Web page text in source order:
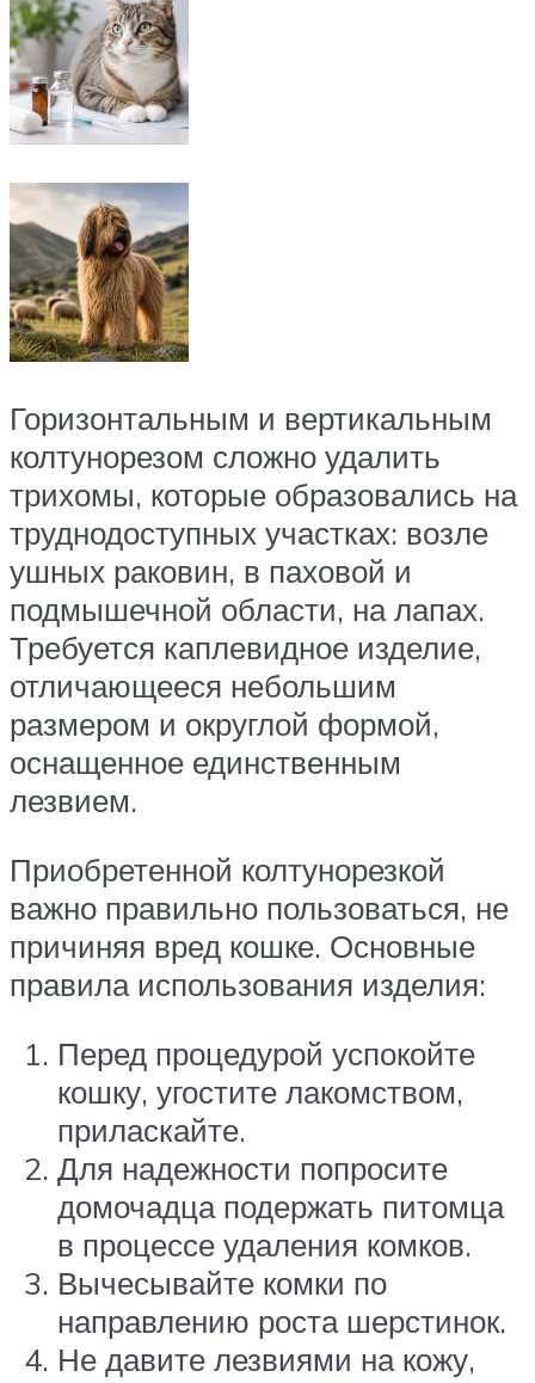
Горизонтальным и вертикальным
колтунорезом сложно удалить
трихомы, которые образовались на
труднодоступных участках: возле
ушных раковин, в паховой и
подмышечной области, на лапах.
Требуется каплевидное изделие,
отличающееся небольшим
размером и округлой формой,
оснащенное единственным
лезвием.
Приобретенной колтунорезкой
важно правильно пользоваться, не
причиняя вред кошке. Основные
правила использования изделия:
Перед процедурой успокойте
кошку, угостите лакомством,
приласкайте.
Для надежности попросите
домочадца подержать питомца
в процессе удаления комков.
Вычесывайте комки по
направлению роста шерстинок.
Не давите лезвиями на кожу,